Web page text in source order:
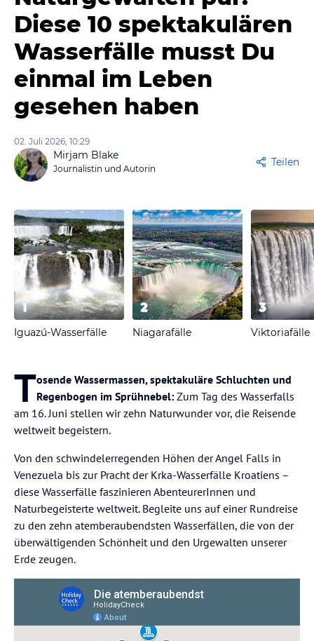
Diese 10 spektakulären
Wasserfälle musst Du
einmal im Leben
gesehen haben
02. Juli 2026, 10:29
Mirjam Blake
Journalistin und Autorin
Teilen
1
Iguazú-Wasserfälle
2
Niagarafälle
3
Viktoriafälle
Tosende Wassermassen, spektakuläre Schluchten und
Regenbogen im Sprühnebel: Zum Tag des Wasserfalls
am 16. Juni stellen wir zehn Naturwunder vor, die Reisende
weltweit begeistern.
Von den schwindelerregenden Höhen der Angel Falls in
Venezuela bis zur Pracht der Krka-Wasserfälle Kroatiens –
diese Wasserfälle faszinieren AbenteurerInnen und
Naturbegeisterte weltweit. Begleite uns auf einer Rundreise
zu den zehn atemberaubendsten Wasserfällen, die von der
überwältigenden Schönheit und den Urgewalten unserer
Erde zeugen.